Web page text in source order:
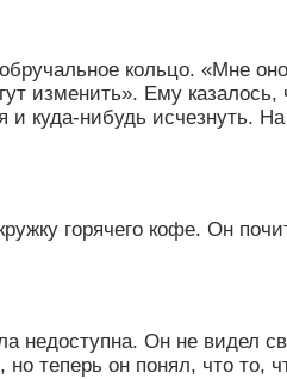
кольцо. «Мне
изменить». Ему казалось,
куда-нибудь исчезнуть.
горячего кофе. Он
недоступна. Он не видел
теперь он понял, что то,